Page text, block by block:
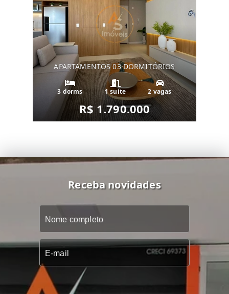
APARTAMENTOS 03 DORMITÓRIOS
3 dorms 1 suíte 2 vagas
R$ 1.790.000
Receba novidades